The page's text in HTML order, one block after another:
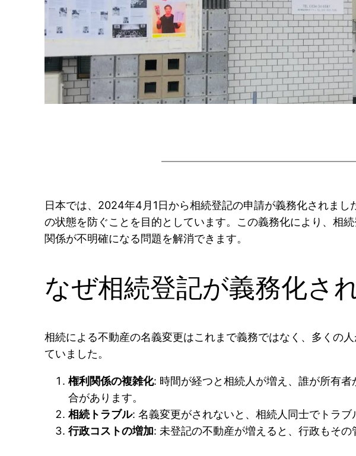
日本では、2024年4月1日から相続登記の申請が義務化されま
の状態を防ぐことを目的としています。この義務化により、相
関係が不明確になる問題を解消できます。
なぜ相続登記が義務化さ
相続による不動産の名義変更はこれまで義務ではなく、多くの
ていました。
権利関係の複雑化: 時間が経つと相続人が増え、誰が所有
合があります。
相続トラブル: 名義変更がされないと、相続人同士でトラブ
行政コストの増加: 未登記の不動産が増えると、行政もそ